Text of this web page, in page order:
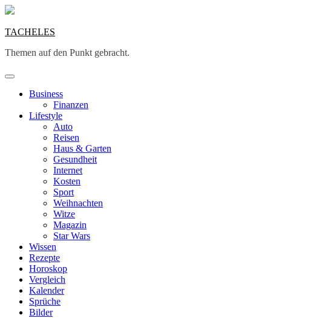
Skip
content
TACHELES
Themen auf den Punkt gebracht.
Business
Finanzen
Lifestyle
Auto
Reisen
Haus & Garten
Gesundheit
Internet
Kosten
Sport
Weihnachten
Witze
Magazin
Star Wars
Wissen
Rezepte
Horoskop
Vergleich
Kalender
Sprüche
Bilder